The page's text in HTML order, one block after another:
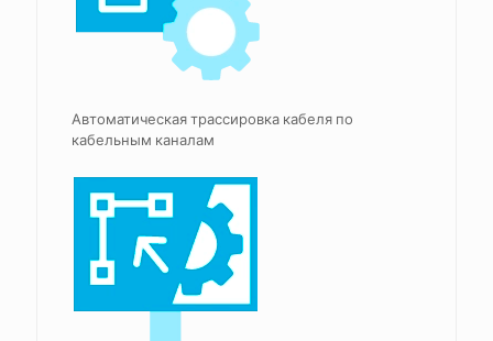
Автоматическая трассировка кабеля по
кабельным каналам